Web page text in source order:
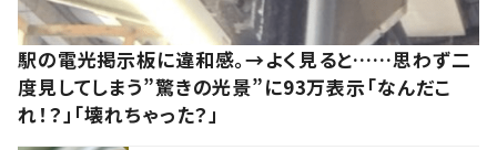
駅の電光掲示板に違和感。→よく見ると……思わず二
度見してしまう”驚きの光景”に93万表示「なんだこ
れ！？」「壊れちゃった？」